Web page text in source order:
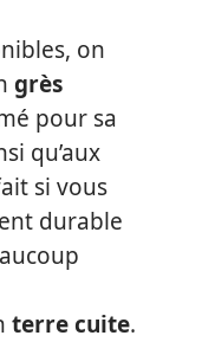
on
grès
pour sa
qu’aux
si vous
durable
terre cuite.